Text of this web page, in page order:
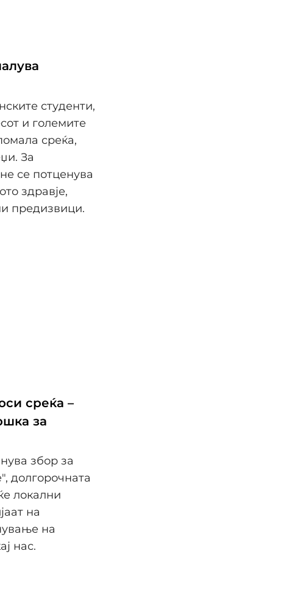
студенти,
и големите
среќа,
За
се потценува
здравје,
предизвици.
среќа –
за
збор за
долгорочната
локални
на
на
нас.